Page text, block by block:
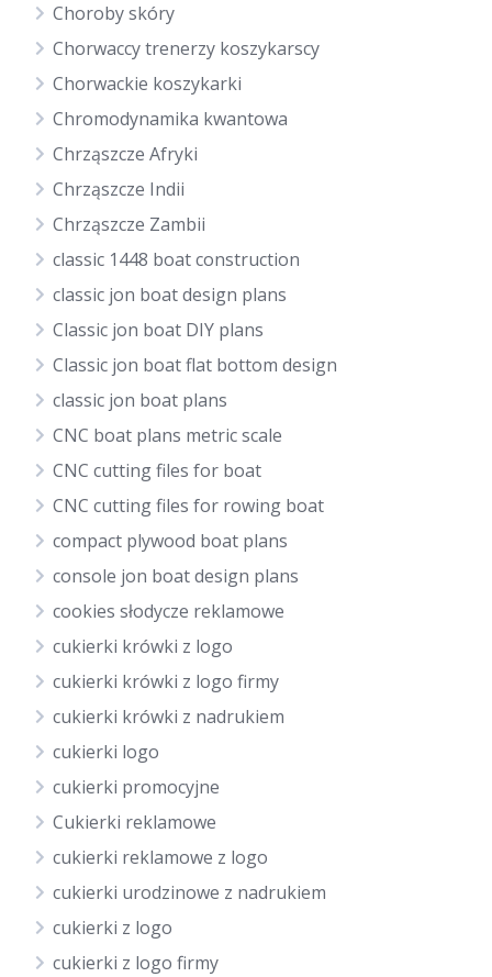
Choroby skóry
Chorwaccy trenerzy koszykarscy
Chorwackie koszykarki
Chromodynamika kwantowa
Chrząszcze Afryki
Chrząszcze Indii
Chrząszcze Zambii
classic 1448 boat construction
classic jon boat design plans
Classic jon boat DIY plans
Classic jon boat flat bottom design
classic jon boat plans
CNC boat plans metric scale
CNC cutting files for boat
CNC cutting files for rowing boat
compact plywood boat plans
console jon boat design plans
cookies słodycze reklamowe
cukierki krówki z logo
cukierki krówki z logo firmy
cukierki krówki z nadrukiem
cukierki logo
cukierki promocyjne
Cukierki reklamowe
cukierki reklamowe z logo
cukierki urodzinowe z nadrukiem
cukierki z logo
cukierki z logo firmy